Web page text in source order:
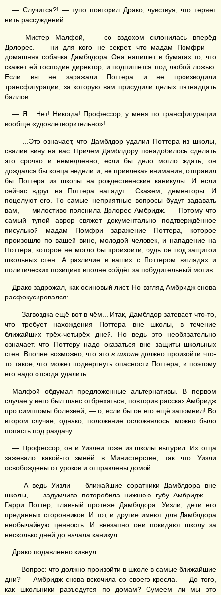
— Случится?! — тупо повторил Драко, чувствуя, что теряет
нить рассуждений.
— Мистер Малфой, — со вздохом склонилась вперёд
Долорес, — ни для кого не секрет, что мадам Помфри —
домашняя собачка Дамблдора. Она напишет в бумагах то, что
скажет ей господин директор, и подпишется под любой ложью.
Если вы не заражали Поттера и не производили
трансфигурации, за которую вам присудили целых пятнадцать
баллов...
— Я... Нет! Никогда! Профессор, у меня по трансфигурации
вообще «удовлетворительно»!
— ...Это означает, что Дамблдор удалил Поттера из школы,
свалив вину на вас. Причём Дамблдору понадобилось сделать
это срочно и немедленно; если бы дело могло ждать, он
дождался бы конца недели и, не привлекая внимания, отправил
бы Поттера из школы на рождественские каникулы. И если
сейчас вдруг на Поттера нападут... Скажем, дементоры. И
поцелуют его. То самые неприятные вопросы будут задавать
вам, — милостиво пояснила Долорес Амбридж. — Потому что
самый тупой аврор свяжет документально подтверждённое
писулькой мадам Помфри заражение Поттера, которое
произошло по вашей вине, молодой человек, и нападение на
Поттера, которое не могло бы произойти, будь он под защитой
школьных стен. А различие в ваших с Поттером взглядах и
политических позициях вполне сойдёт за побудительный мотив.
Драко задрожал, как осиновый лист. Но взгляд Амбридж снова
расфокусировался:
— Загвоздка ещё вот в чём... Итак, Дамблдор затевает что-то,
что требует нахождения Поттера вне школы, в течение
ближайших трёх-четырёх дней. Но ведь это необязательно
означает, что Поттеру надо оказаться вне защиты школьных
стен. Вполне возможно, что это в школедолжно произойти что-
то такое, что может подвергнуть опасности Поттера, и поэтому
его надо отсюда удалить.
Малфой обдумал предложенные альтернативы. В первом
случае у него был шанс отбрехаться, повторив рассказ Амбридж
про симптомы болезней, — о, если бы он его ещё запомнил! Во
втором случае, однако, положение осложнялось: можно было
попасть под раздачу.
— Профессор, он и Уизлей тоже из школы вытурил. Их отца
зажевало какой-то змеёй в Министерстве, так что Уизли
освобождены от уроков и отправлены домой.
— А ведь Уизли — ближайшие соратники Дамблдора вне
школы, — задумчиво потеребила нижнюю губу Амбридж. —
Гарри Поттер, главный протеже Дамблдора. Уизли, дети его
преданных сторонников. И тот, и другие имеют для Дамблдора
необычайную ценность. И внезапно они покидают школу за
несколько дней до начала каникул.
Драко подавленно кивнул.
— Вопрос: что должно произойти в школе в самые ближайшие
дни? — Амбридж снова вскочила со своего кресла. — До того,
как школьники разъедутся по домам? Сумеем ли мы это